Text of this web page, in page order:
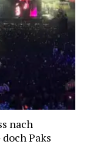
nach
Paks